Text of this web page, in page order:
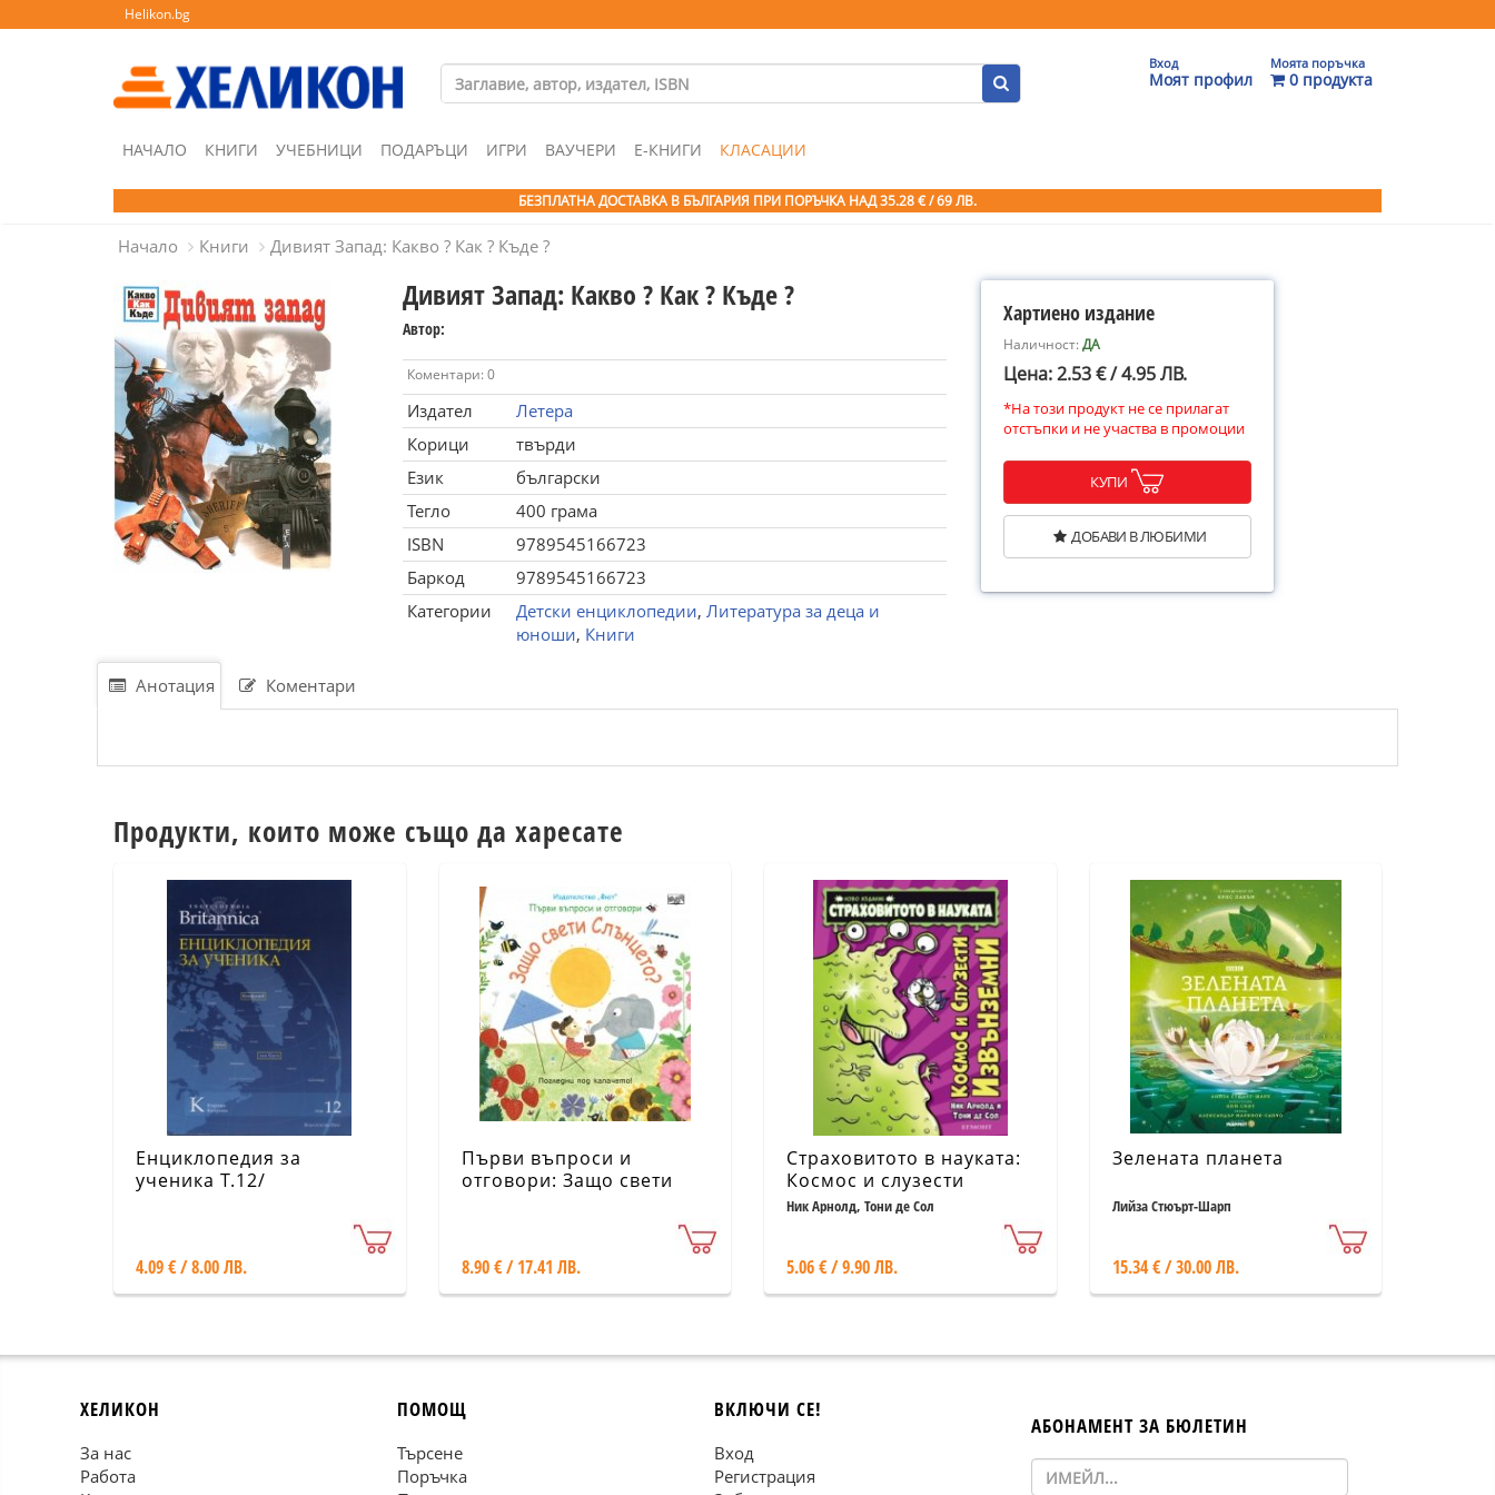
Helikon.bg
Вход
Моят профил
Моята поръчка
0 продукта
НАЧАЛО КНИГИ УЧЕБНИЦИ ПОДАРЪЦИ ИГРИ ВАУЧЕРИ Е-КНИГИ КЛАСАЦИИ
БЕЗПЛАТНА ДОСТАВКА В БЪЛГАРИЯ ПРИ ПОРЪЧКА НАД 35.28 € / 69 ЛВ.
Начало Книги Дивият Запад: Какво ? Как ? Къде ?
Дивият Запад: Какво ? Как ? Къде ?
Автор:
Коментари: 0
Издател
Летера
Корици
твърди
Език
български
Тегло
400 грама
ISBN
9789545166723
Баркод
9789545166723
Категории
Детски енциклопедии, Литература за деца и
юноши, Книги
Хартиено издание
Наличност:ДА
Цена: 2.53 € / 4.95 ЛВ.
*На този продукт не се прилагат
отстъпки и не участва в промоции
КУПИ
ДОБАВИ В ЛЮБИМИ
Анотация Коментари
Продукти, които може също да харесате
Енциклопедия за
ученика Т.12/
4.09 € / 8.00 ЛВ.
Първи въпроси и
отговори: Защо свети
8.90 € / 17.41 ЛВ.
Страховитото в науката:
Космос и слузести
извънемни (ново
Ник Арнолд, Тони де Сол
5.06 € / 9.90 ЛВ.
Зелената планета
Лийза Стюърт-Шарп
15.34 € / 30.00 ЛВ.
ХЕЛИКОН
За нас
Работа
ПОМОЩ
Търсене
Поръчка
ВКЛЮЧИ СЕ!
Вход
Регистрация
АБОНАМЕНТ ЗА БЮЛЕТИН